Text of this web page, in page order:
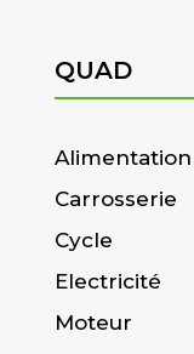
QUAD
Alimentation
Carrosserie
Cycle
Electricité
Moteur